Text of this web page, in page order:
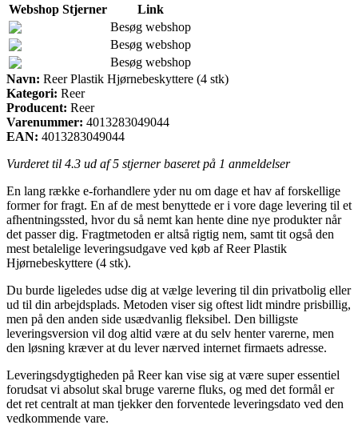
Webshop Stjerner
Link
Besøg webshop
Besøg webshop
Besøg webshop
Navn: Reer Plastik Hjørnebeskyttere (4 stk)
Kategori: Reer
Producent: Reer
Varenummer: 4013283049044
EAN: 4013283049044
Vurderet til 4.3 ud af 5 stjerner baseret på 1 anmeldelser
En lang række e-forhandlere yder nu om dage et hav af forskellige
former for fragt. En af de mest benyttede er i vore dage levering til et
afhentningssted, hvor du så nemt kan hente dine nye produkter når
det passer dig. Fragtmetoden er altså rigtig nem, samt tit også den
mest betalelige leveringsudgave ved køb af Reer Plastik
Hjørnebeskyttere (4 stk).
Du burde ligeledes udse dig at vælge levering til din privatbolig eller
ud til din arbejdsplads. Metoden viser sig oftest lidt mindre prisbillig,
men på den anden side usædvanlig fleksibel. Den billigste
leveringsversion vil dog altid være at du selv henter varerne, men
den løsning kræver at du lever nærved internet firmaets adresse.
Leveringsdygtigheden på Reer kan vise sig at være super essentiel
forudsat vi absolut skal bruge varerne fluks, og med det formål er
det ret centralt at man tjekker den forventede leveringsdato ved den
vedkommende vare.